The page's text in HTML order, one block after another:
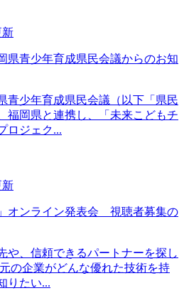
県青少年育成県民会議からのお知
青少年育成県民会議（以下「県民
福岡県と連携し、「未来こどもチ
ロジェク...
オンライン発表会 視聴者募集の
や、信頼できるパートナーを探し
の企業がどんな優れた技術を持
りたい...